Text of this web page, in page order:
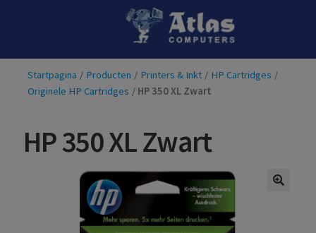
Ga
naar
navigatie
Ga
de
inhoud
Startpagina / Producten / Printers & Inkt / HP Cartridges /
Originele HP Cartridges / HP 350 XL Zwart
HP 350 XL Zwart